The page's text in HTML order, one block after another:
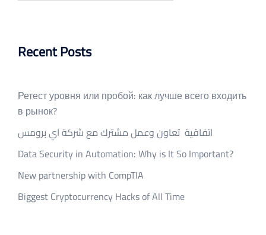
Recent Posts
Ретест уровня или пробой: как лучше всего входить
в рынок?
اتفاقية تعاون وعمل مشترك مع شركة اي برومس
Data Security in Automation: Why is It So Important?
New partnership with CompTIA
Biggest Cryptocurrency Hacks of All Time